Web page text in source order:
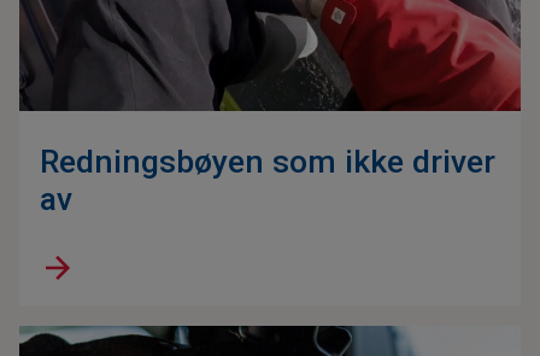
Redningsbøyen som ikke driver
av